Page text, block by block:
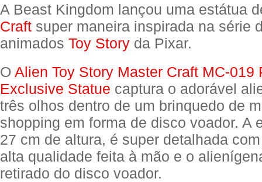
A Beast Kingdom lançou uma estátua
Craft super maneira inspirada na série
animados Toy Story da Pixar.
O Alien Toy Story Master Craft MC-019
Exclusive Statue captura o adorável
três olhos dentro de um brinquedo de
shopping em forma de disco voador. A
27 cm de altura, é super detalhada
alta qualidade feita à mão e o
retirado do disco voador.